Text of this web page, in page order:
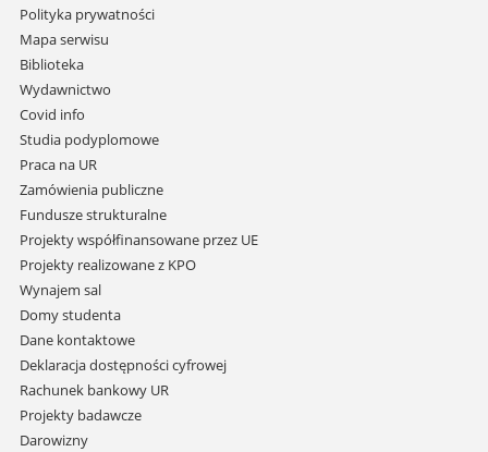
Pomiń
nawigację
i
przejdź
do
treści
Polityka prywatności
Mapa serwisu
Biblioteka
Wydawnictwo
Covid info
Studia podyplomowe
Praca na UR
Zamówienia publiczne
Fundusze strukturalne
Projekty współfinansowane przez UE
Projekty realizowane z KPO
Wynajem sal
Domy studenta
Dane kontaktowe
Deklaracja dostępności cyfrowej
Rachunek bankowy UR
Projekty badawcze
Darowizny